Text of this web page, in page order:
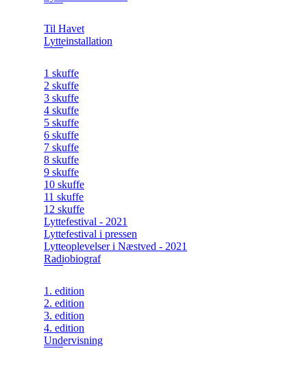
Til Havet
Lytteinstallation
1 skuffe
2 skuffe
3 skuffe
4 skuffe
5 skuffe
6 skuffe
7 skuffe
8 skuffe
9 skuffe
10 skuffe
11 skuffe
12 skuffe
Lyttefestival - 2021
Lyttefestival i pressen
Lytteoplevelser i Næstved - 2021
Radiobiograf
1. edition
2. edition
3. edition
4. edition
Undervisning